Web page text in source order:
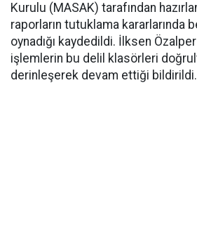
Kurulu (MASAK) tarafından
raporların tutuklama kararlarında
oynadığı kaydedildi. İlksen
işlemlerin bu delil klasörleri
derinleşerek devam ettiği bildirildi.